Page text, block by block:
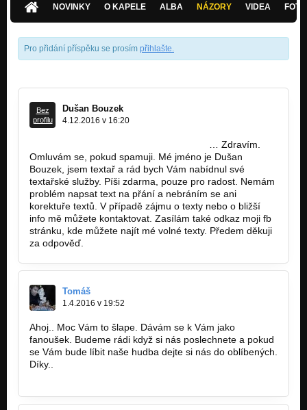
Starý dobrý časy - „Dohodli sme sa, že se dohodnem“ (2012)
Narozeninová - split CD „Dohodli sme sa, že se dohodnem“
Zodpovědný mladý muž - „Dohodli sme sa, že se dohodnem“
(2012)
Dohodli sme sa, že se dohodnem
Tak se ptám - split CD - „Dohodli sme sa, že se dohodnem“
(2012)
Dohodli sme sa, že se dohodnem
Vlkodlak - split CD - „Dohodli sme sa, že se dohodnem“ (2012)
Dohodli sme sa, že se dohodnem
D.I.Y. - „Dohodli sme sa, že se dohodnem“ (2012)
Nezařazeno
Dohodli sme sa, že se dohodnem
Poldovácká (2009)
Slzy paní POLDI ... aneb komerční neúspěch
Život nazmar (2009)
Slzy paní POLDI ... aneb komerční neúspěch
Slzy paní POLDI ... aneb komerční neúspěch
NOVINKY O KAPELE ALBA NÁZORY VIDEA
Pro přidání příspěku se prosím přihlašte.
Bez
profilu
Dušan Bouzek
4.12.2016 v 16:20
… Zdravím.
Omluvám se, pokud spamuji. Mé jméno je Dušan
Bouzek, jsem textař a rád bych Vám nabídnul své
textařské služby. Píši zdarma, pouze pro radost. Nemám
problém napsat text na přání a nebráním se ani
korektuře textů. V případě zájmu o texty nebo o bližší
info mě můžete kontaktovat. Zasílám také odkaz moji fb
stránku, kde můžete najít mé volné texty. Předem děkuji
za odpověď.
Tomáš
1.4.2016 v 19:52
Ahoj.. Moc Vám to šlape. Dávám se k Vám jako
fanoušek. Budeme rádi když si nás poslechnete a pokud
se Vám bude líbit naše hudba dejte si nás do oblíbených.
Díky..